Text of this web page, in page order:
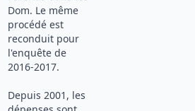
Dom. Le même
procédé est
reconduit pour
l'enquête de
2016-2017.
Depuis 2001, les